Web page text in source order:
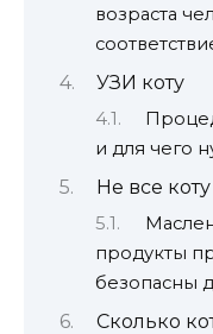
возраста
УЗИ коту
и для чего
Не все
продукты
безопасны
Сколько